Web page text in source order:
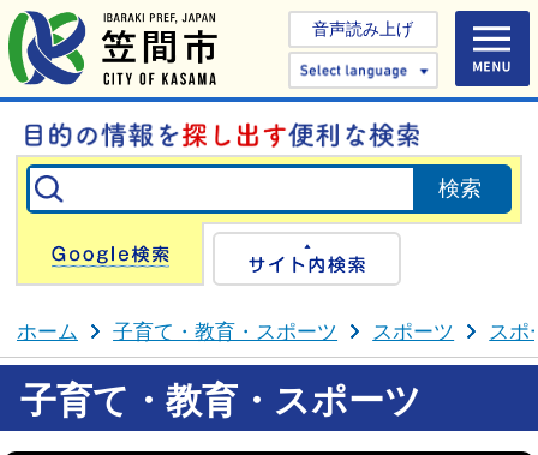
音声読み上げ
Select
Google検索
ホーム 子育て・教育・スポーツ スポーツ スポ
子育て・教育・スポーツ